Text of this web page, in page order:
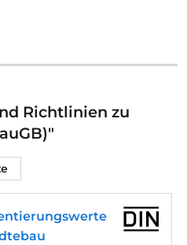
Richtlinien zu